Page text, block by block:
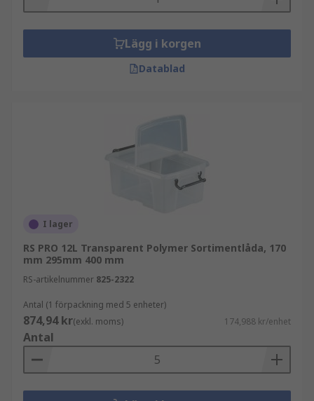
Lägg i korgen
Datablad
I lager
RS PRO 12L Transparent Polymer Sortimentlåda, 170
mm 295mm 400 mm
RS-artikelnummer 825-2322
Antal (1 förpackning med 5 enheter)
874,94 kr(exkl. moms) 174,988 kr/enhet
Antal